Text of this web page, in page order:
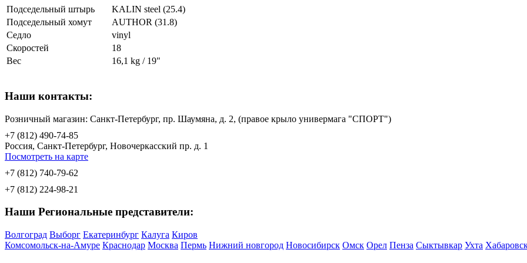
Подседельный штырь
KALIN steel (25.4)
Подседельный хомут
AUTHOR (31.8)
Седло
vinyl
Скоростей
18
Вес
16,1 kg / 19"
Наши контакты:
Розничный магазин: Санкт-Петербург, пр. Шаумяна, д. 2, (правое крыло универмага "СПОРТ")
+7 (812) 490-74-85
Россия, Санкт-Петербург, Новочеркасский пр. д. 1
Посмотреть на карте
+7 (812) 740-79-62
+7 (812) 224-98-21
Наши Региональные представители:
Волгоград Выборг Екатеринбург Калуга Киров
Комсомольск-на-Амуре Краснодар Москва Пермь Нижний новгород Новосибирск Омск Орел Пенза Сыктывкар Ухта